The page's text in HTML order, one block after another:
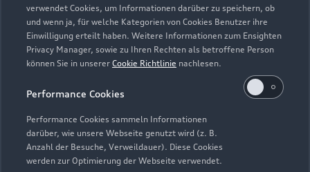
verwendet Cookies, um Informationen darüber zu speichern, ob
und wenn ja, für welche Kategorien von Cookies Benutzer ihre
Einwilligung erteilt haben. Weitere Informationen zum Ensighten
Privacy Manager, sowie zu Ihren Rechten als betroffene Person
können Sie in unserer Cookie Richtlinie nachlesen.
Performance Cookies
Performance Cookies sammeln Informationen
darüber, wie unsere Webseite genutzt wird (z. B.
Anzahl der Besuche, Verweildauer). Diese Cookies
werden zur Optimierung der Webseite verwendet.
Alle Modelle
Modelle vergleichen
Elektromodelle
Plug-in-Hybride
Kaufen & leasen
Gebrauchtwagensuche
Gebrauchtwagen
Finanzierung
Service & Zubehör
Audi Services
Garantie
Kundenservice
Über Audi